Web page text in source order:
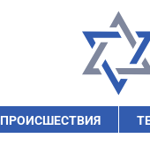
ПРОИСШЕСТВИЯ